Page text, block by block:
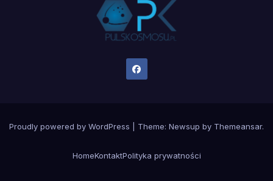
Proudly powered by WordPress Theme: Newsup by Themeansar.
HomeKontaktPolityka prywatności